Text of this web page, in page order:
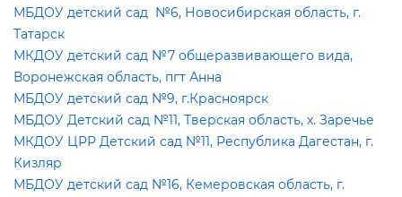
МБДОУ детский сад №6, Новосибирская область, г.
Татарск
МКДОУ детский сад №7 общеразвивающего вида,
оронежская область, пгт Анна
МБДОУ детский сад №9, г.Красноярск
МБДОУ Детский сад №11, Тверская область, х. Заречье
МКДОУ ЦРР Детский сад №11, Республика Дагестан, г.
Кизляр
МБДОУ детский сад №16, Кемеровская область, г.